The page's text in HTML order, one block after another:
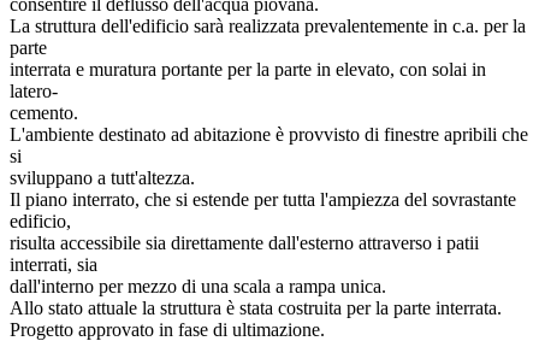
La struttura dell'edificio sarà realizzata prevalentemente in c.a. per la
parte
interrata e muratura portante per la parte in elevato, con solai in
latero-
cemento.
L'ambiente destinato ad abitazione è provvisto di finestre apribili che
si
sviluppano a tutt'altezza.
Il piano interrato, che si estende per tutta l'ampiezza del sovrastante
edificio,
risulta accessibile sia direttamente dall'esterno attraverso i patii
interrati, sia
dall'interno per mezzo di una scala a rampa unica.
Allo stato attuale la struttura è stata costruita per la parte interrata.
Progetto approvato in fase di ultimazione.